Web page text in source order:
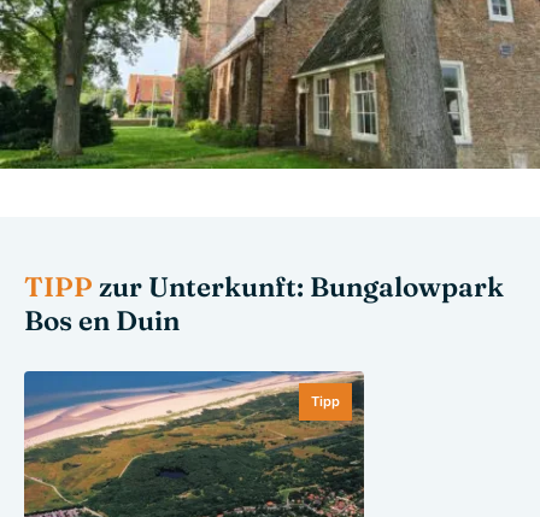
TIPP zur Unterkunft: Bungalowpark
Bos en Duin
Tipp